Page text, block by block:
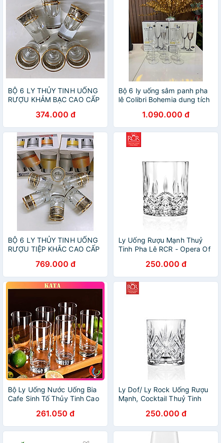
BỘ 6 LY THỦY TINH UỐNG
RƯỢU KHẢM BẠC CAO CẤP
374.000 đ
Bộ 6 ly uống sâm panh pha
lê Colibri Bohemia dung tích
1.090.000 đ
BỘ 6 LY THỦY TINH UỐNG
RƯỢU TIỆP KHẮC CAO CẤP
769.000 đ
Ly Uống Rượu Mạnh Thuỷ
Tinh Pha Lê RCR - Opera Of
250.000 đ
Bộ Ly Uống Nước Uống Bia
Cafe Sinh Tố Thủy Tinh Cao
Drink B07812 Dung Tích
340ml
261.050 đ
Ly Dof/ Ly Rock Uống Rượu
Mạnh, Cocktail Thuỷ Tinh
Crystal – Melodia Dof
Tumbler 240ml
250.000 đ